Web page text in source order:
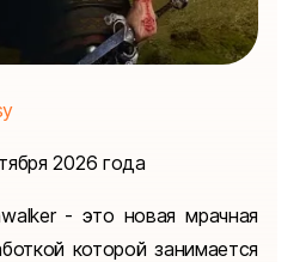
2026 года
- это новая мрачная
которой занимается